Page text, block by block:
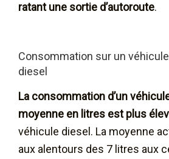
ratant une sortie d’autoroute.
Consommation sur un
diesel
La consommation d’un
moyenne en litres est plus
véhicule diesel. La moyenne
aux alentours des 7 litres aux